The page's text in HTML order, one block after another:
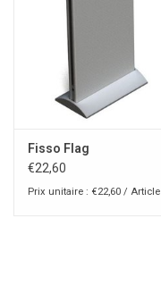
Fisso Flag
€22,60
Prix unitaire : €22,60 / Article